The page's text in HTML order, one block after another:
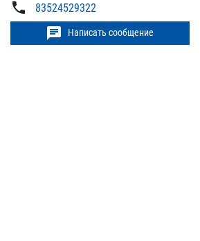
phone 83524529322
chat Написать сообщение